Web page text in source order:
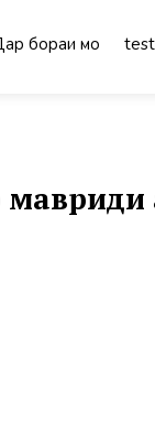
бораи мо test